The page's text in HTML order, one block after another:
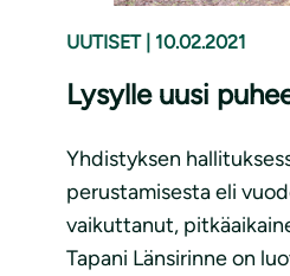
UUTISET 10.02.2021
Lysylle uusi
Yhdistyksen
perustamisesta eli
vaikuttanut,
Tapani Länsirinne on